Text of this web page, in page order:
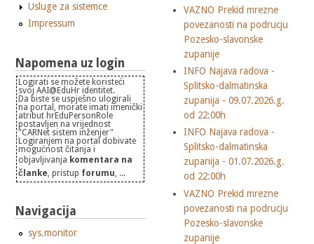
Usluge za sistemce
Impressum
Napomena uz login
Logirati se možete koristeći
svoj AAI@EduHr identitet.
Da biste se uspješno ulogirali
na portal, morate imati imenički
atribut hrEduPersonRole
postavljen na vrijednost
"CARNet sistem inženjer"
Logiranjem na portal dobivate
mogućnost čitanja i
objavljivanja komentara na
članke, pristup forumu, ...
Navigacija
sys.monitor
VAZNO Prekid mrezne
povezanosti na podrucju
Pozesko-slavonske
zupanije
INFO Najava radova -
Splitsko-dalmatinska
zupanija - 09.07.2026.g.
od 22:00h
INFO Najava radova -
Splitsko-dalmatinska
zupanija - 01.07.2026.g.
od 22:00h
VAZNO Prekid mrezne
povezanosti na podrucju
Pozesko-slavonske
zupanije